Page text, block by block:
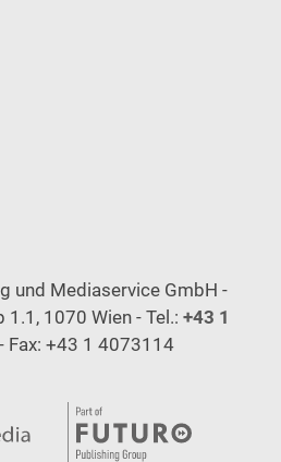
und Mediaservice GmbH -
1070 Wien - Tel.: +43 1
- Fax: +43 1 4073114